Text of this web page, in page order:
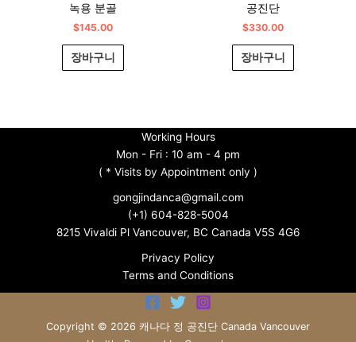
녹용 분골
$145.00
장바구니
공진단
$330.00
장바구니
Working Hours
Mon - Fri : 10 am - 4 pm
( * Visits by Appointment only )
gongjindanca@gmail.com
(+1) 604-828-5004
8215 Vivaldi Pl Vancouver, BC Canada V5S 4G6
Privacy Policy
Terms and Conditions
Copyright © 2026 캐나다 정 공진단 Canada Vancouver